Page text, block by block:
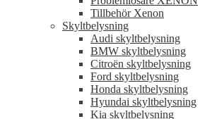
Tillbehör Xenon
Skyltbelysning
Audi skyltbelysning
BMW skyltbelysning
Citroën skyltbelysning
Ford skyltbelysning
Honda skyltbelysning
Hyundai skyltbelysning
Kia skyltbelysning